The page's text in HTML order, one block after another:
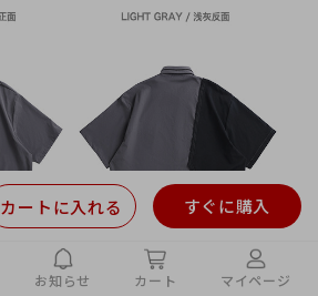
すぐに購入
カートに入れる
お知らせ カート マイページ